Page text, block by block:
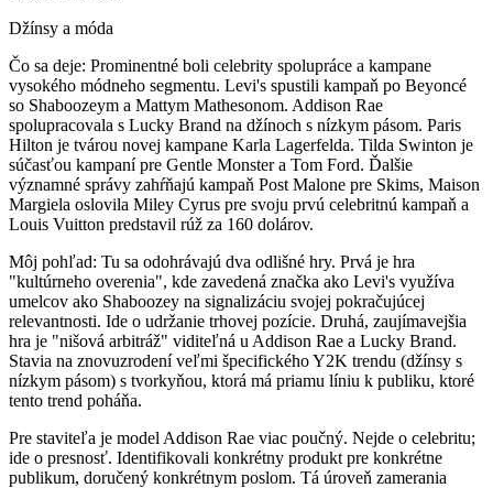
Džínsy a móda
Čo sa deje: Prominentné boli celebrity spolupráce a kampane
vysokého módneho segmentu. Levi's spustili kampaň po Beyoncé
so Shaboozeym a Mattym Mathesonom. Addison Rae
spolupracovala s Lucky Brand na džínoch s nízkym pásom. Paris
Hilton je tvárou novej kampane Karla Lagerfelda. Tilda Swinton je
súčasťou kampaní pre Gentle Monster a Tom Ford. Ďalšie
významné správy zahŕňajú kampaň Post Malone pre Skims, Maison
Margiela oslovila Miley Cyrus pre svoju prvú celebritnú kampaň a
Louis Vuitton predstavil rúž za 160 dolárov.
Môj pohľad: Tu sa odohrávajú dva odlišné hry. Prvá je hra
"kultúrneho overenia", kde zavedená značka ako Levi's využíva
umelcov ako Shaboozey na signalizáciu svojej pokračujúcej
relevantnosti. Ide o udržanie trhovej pozície. Druhá, zaujímavejšia
hra je "nišová arbitráž" viditeľná u Addison Rae a Lucky Brand.
Stavia na znovuzrodení veľmi špecifického Y2K trendu (džínsy s
nízkym pásom) s tvorkyňou, ktorá má priamu líniu k publiku, ktoré
tento trend poháňa.
Pre staviteľa je model Addison Rae viac poučný. Nejde o celebritu;
ide o presnosť. Identifikovali konkrétny produkt pre konkrétne
publikum, doručený konkrétnym poslom. Tá úroveň zamerania